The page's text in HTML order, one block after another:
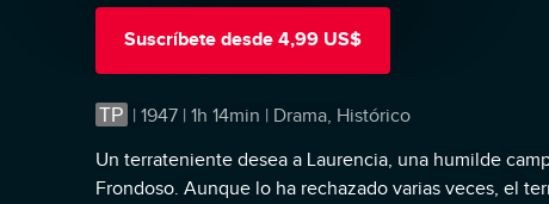
Suscríbete desde 4,99 US$
TP | 1947 | 1h 14min | Drama, Histórico
Un terrateniente desea a Laurencia, una humilde
Frondoso. Aunque lo ha rechazado varias veces, el